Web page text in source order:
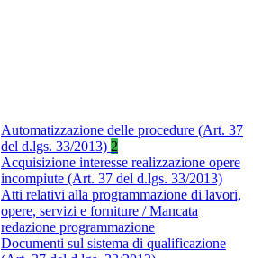
Automatizzazione delle procedure (Art. 37
del d.lgs. 33/2013) 2
Acquisizione interesse realizzazione opere
incompiute (Art. 37 del d.lgs. 33/2013)
Atti relativi alla programmazione di lavori,
opere, servizi e forniture / Mancata
redazione programmazione
Documenti sul sistema di qualificazione